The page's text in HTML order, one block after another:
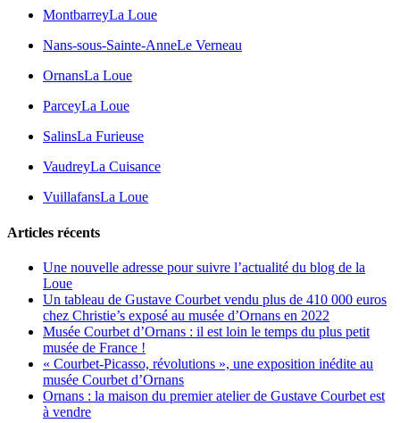
MontbarreyLa Loue
Nans-sous-Sainte-AnneLe Verneau
OrnansLa Loue
ParceyLa Loue
SalinsLa Furieuse
VaudreyLa Cuisance
VuillafansLa Loue
Articles récents
Une nouvelle adresse pour suivre l’actualité du blog de la
Loue
Un tableau de Gustave Courbet vendu plus de 410 000 euros
chez Christie’s exposé au musée d’Ornans en 2022
Musée Courbet d’Ornans : il est loin le temps du plus petit
musée de France !
« Courbet-Picasso, révolutions », une exposition inédite au
musée Courbet d’Ornans
Ornans : la maison du premier atelier de Gustave Courbet est
à vendre